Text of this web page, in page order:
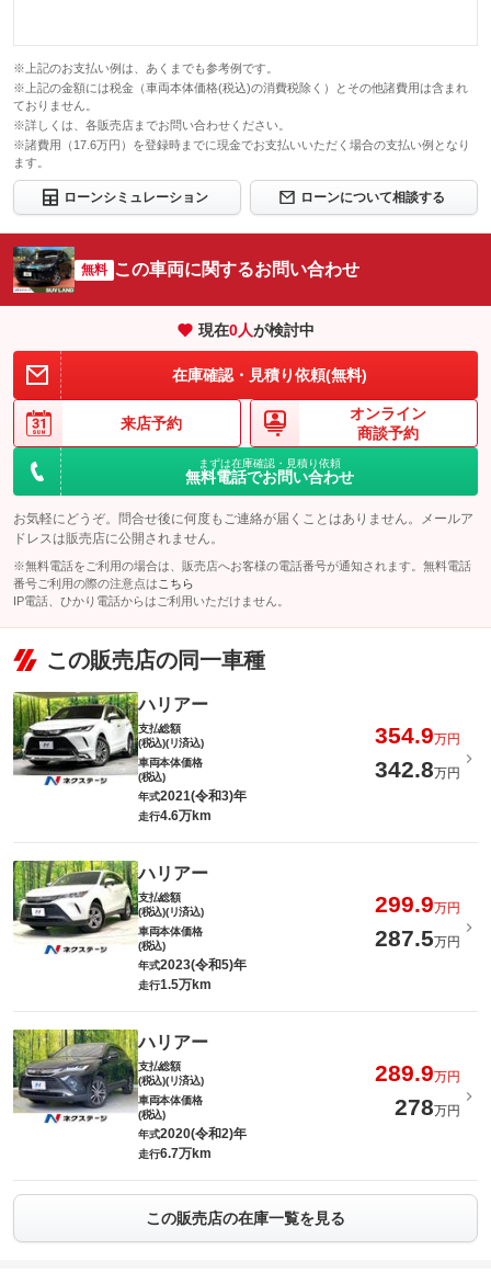
※上記のお支払い例は、あくまでも参考例です。
※上記の金額には税金（車両本体価格(税込)の消費税除く）とその他諸費用は含まれ
ておりません。
※詳しくは、各販売店までお問い合わせください。
※諸費用（17.6万円）を登録時までに現金でお支払いいただく場合の支払い例となり
ます。
ローンシミュレーション ローンについて相談する
無料 この車両に関するお問い合わせ
現在0人が検討中
在庫確認・見積り依頼(無料)
来店予約
オンライン
商談予約
まずは在庫確認・見積り依頼
無料電話でお問い合わせ
お気軽にどうぞ。問合せ後に何度もご連絡が届くことはありません。メールア
ドレスは販売店に公開されません。
※無料電話をご利用の場合は、販売店へお客様の電話番号が通知されます。無料電話
番号ご利用の際の注意点は こちら
IP電話、ひかり電話からはご利用いただけません。
この販売店の同一車種
ハリアー
支払総額
(税込)(リ済込)
354.9万円
車両本体価格
(税込)
342.8万円
年式2021(令和3)年
走行4.6万km
ハリアー
支払総額
(税込)(リ済込)
299.9万円
車両本体価格
(税込)
287.5万円
年式2023(令和5)年
走行1.5万km
ハリアー
支払総額
(税込)(リ済込)
289.9万円
車両本体価格
(税込)
278万円
年式2020(令和2)年
走行6.7万km
この販売店の在庫一覧を見る